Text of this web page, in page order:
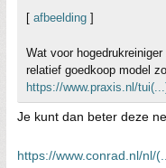
[ afbeelding ]
Wat voor
relatief goedkoop model
https://www.praxis.nl/
Je kunt dan beter deze
https://www.conrad.nl/nl/